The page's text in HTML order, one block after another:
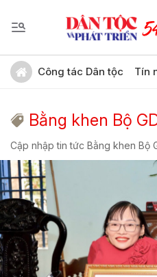
Công tác Dân tộc Tín
Bằng khen Bộ
Cập nhập tin tức Bằng khen Bộ